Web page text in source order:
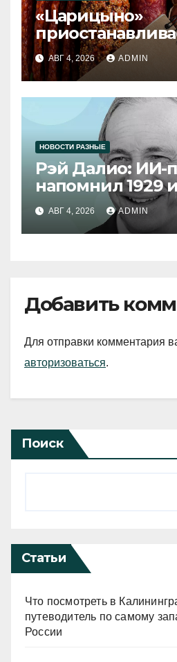
«Царицыно»
продукции
АВГ 4, 2026 ADMIN
НОВОСТИ РАЗНЫЕ
Рэй Далио: ИИ-
напомнил 1929
АВГ 4, 2026 ADMIN
Добавить
Для отправки комментария
авторизоваться.
Поиск
Статьи
Что посмотреть в
путеводитель по самому
России